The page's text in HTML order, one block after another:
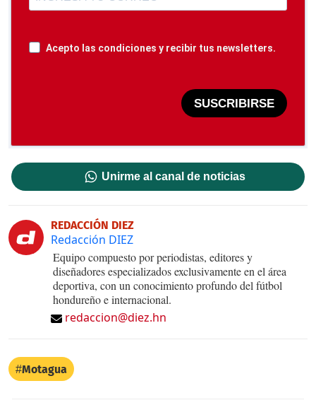
Acepto las condiciones y recibir tus newsletters.
SUSCRIBIRSE
Unirme al canal de noticias
REDACCIÓN DIEZ
Redacción DIEZ
Equipo compuesto por periodistas, editores y
diseñadores especializados exclusivamente en el área
deportiva, con un conocimiento profundo del fútbol
hondureño e internacional.
redaccion@diez.hn
Motagua